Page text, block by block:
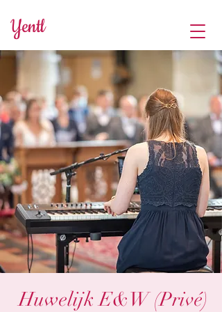
Yentl
Huwelijk E&W (Privé)